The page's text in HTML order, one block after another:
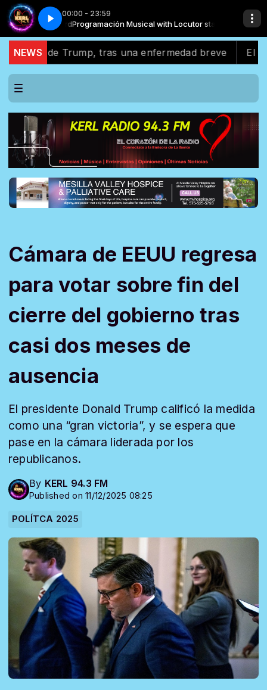
00:00 - 23:59
standardProgramación Musical with Locutor standard
Sabor Latino - Cumbia Colombiana
NEWS
de Trump, tras una enfermedad breve El apoyo
Cámara de EEUU regresa
para votar sobre fin del
cierre del gobierno tras
casi dos meses de
ausencia
El presidente Donald Trump calificó la medida
como una “gran victoria”, y se espera que
pase en la cámara liderada por los
republicanos.
By KERL 94.3 FM
Published on 11/12/2025 08:25
POLÍTCA 2025